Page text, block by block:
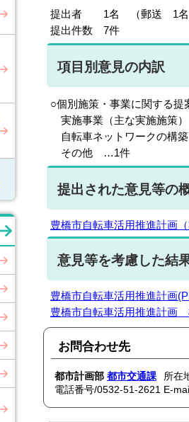
提出者 1名 （郵送 1名
提出件数 7件
項目別意見の内訳
○個別施策・事業に関する提
実施事業（主な実施施策
自転車ネットワークの構
その他 …1件
提出された意見等の
豊橋市自転車活用推進計画
意見等を考慮した結
豊橋市自転車活用推進計画
豊橋市自転車活用推進計画
お問合わせ先
都市計画部 都市交通課
所在
電話番号/0532-51-2621 E-